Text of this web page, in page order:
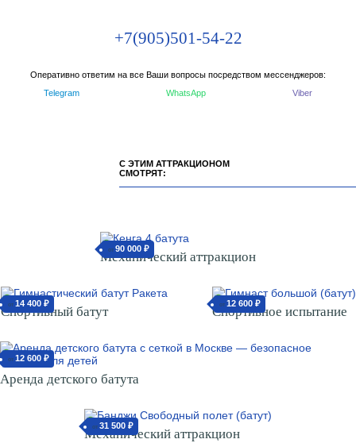
+7(905)501-54-22
Оперативно ответим на все Ваши вопросы посредством мессенджеров:
Telegram
WhatsApp Viber
С ЭТИМ АТТРАКЦИОНОМ
СМОТРЯТ:
от 90 000 ₽
Механический аттракцион
от 14 400 ₽
Спортивный батут от 12 600 ₽
Спортивное испытание
от 12 600 ₽
Аренда детского батута
от 31 500 ₽
Механический аттракцион